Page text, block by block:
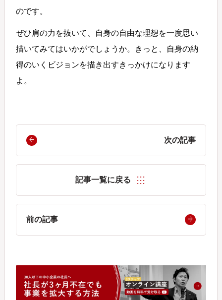
のです。
ぜひ肩の力を抜いて、自身の自由な理想を一度思い
描いてみてはいかがでしょうか。きっと、自身の納
得のいくビジョンを描き出すきっかけになります
よ。
次の記事
記事一覧に戻る
前の記事